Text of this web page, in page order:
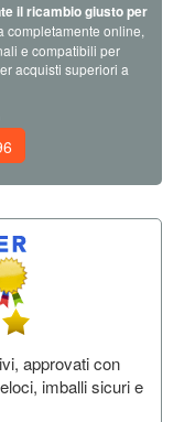
il ricambio giusto per
completamente online,
e compatibili per
acquisti superiori a
approvati con
imballi sicuri e